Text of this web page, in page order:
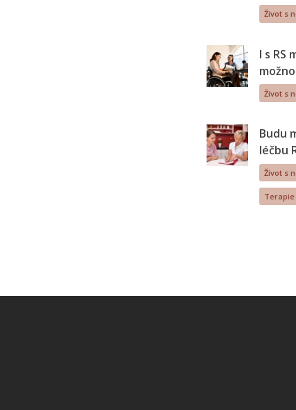
Život s
I s RS
Život s
Budu
léčbu
Život s
Terapie